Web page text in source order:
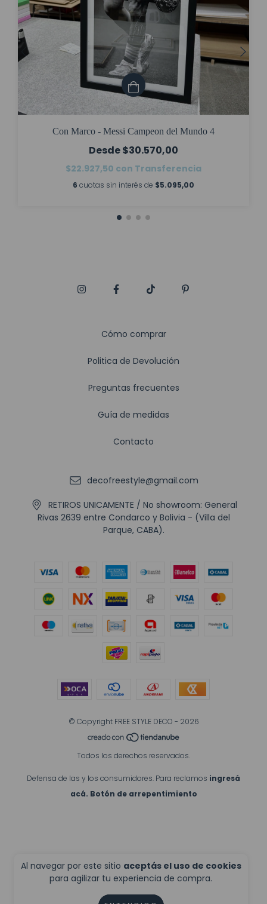
Al navegar por este sitio aceptás el uso de cookies
para agilizar tu experiencia de compra.
Con Marco - Messi Campeon del Mundo 4
$30.570,00
$22.927,50 con Transferencia
6 cuotas sin interés de $5.095,00
Cómo comprar
Politica de Devolución
Preguntas frecuentes
Guía de medidas
Contacto
decofreestyle@gmail.com
RETIROS UNICAMENTE / No showroom: General
Rivas 2639 entre Condarco y Bolivia - (Villa del
Parque, CABA).
© Copyright FREE STYLE DECO - 2026
Todos los derechos reservados.
Defensa de las y los consumidores. Para reclamos ingresá
acá. Botón de arrepentimiento